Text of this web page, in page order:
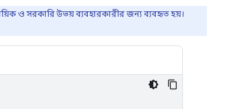
ও সরকারি উভয় ব্যবহারকারীর জন্য ব্যবহৃত হয়।